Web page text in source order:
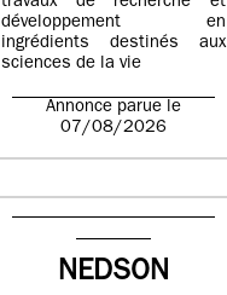
développement en
ingrédients destinés aux
sciences de la vie
Annonce parue le
07/08/2026
NEDSON